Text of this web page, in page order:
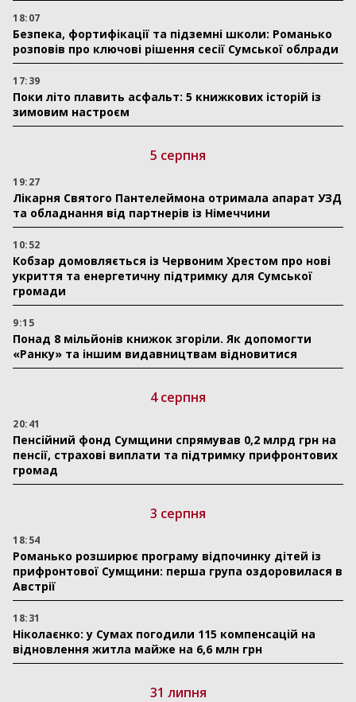
18:07
Безпека, фортифікації та підземні школи: Романько
розповів про ключові рішення сесії Сумської облради
17:39
Поки літо плавить асфальт: 5 книжкових історій із
зимовим настроєм
5 серпня
19:27
Лікарня Святого Пантелеймона отримала апарат УЗД
та обладнання від партнерів із Німеччини
10:52
Кобзар домовляється із Червоним Хрестом про нові
укриття та енергетичну підтримку для Сумської
громади
9:15
Понад 8 мільйонів книжок згоріли. Як допомогти
«Ранку» та іншим видавництвам відновитися
4 серпня
20:41
Пенсійний фонд Сумщини спрямував 0,2 млрд грн на
пенсії, страхові виплати та підтримку прифронтових
громад
3 серпня
18:54
Романько розширює програму відпочинку дітей із
прифронтової Сумщини: перша група оздоровилася в
Австрії
18:31
Ніколаєнко: у Сумах погодили 115 компенсацій на
відновлення житла майже на 6,6 млн грн
31 липня